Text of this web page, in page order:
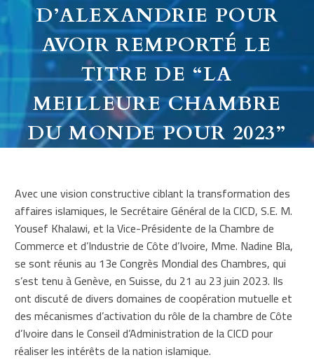
D’ALEXANDRIE POUR
AVOIR REMPORTÉ LE
TITRE DE “LA
MEILLEURE CHAMBRE
DU MONDE POUR 2023”
Avec une vision constructive ciblant la transformation des
affaires islamiques, le Secrétaire Général de la CICD, S.E. M.
Yousef Khalawi, et la Vice-Présidente de la Chambre de
Commerce et d’Industrie de Côte d’Ivoire, Mme. Nadine Bla,
se sont réunis au 13e Congrès Mondial des Chambres, qui
s’est tenu à Genève, en Suisse, du 21 au 23 juin 2023. Ils
ont discuté de divers domaines de coopération mutuelle et
des mécanismes d’activation du rôle de la chambre de Côte
d’Ivoire dans le Conseil d’Administration de la CICD pour
réaliser les intérêts de la nation islamique.